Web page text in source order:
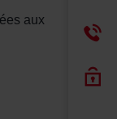
aux